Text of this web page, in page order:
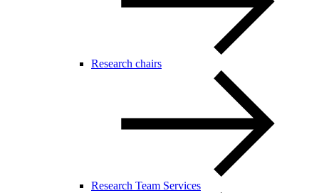
Research chairs
Research Team Services